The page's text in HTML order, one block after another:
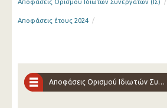
Αποφάσεις Ορισμού Ιδιωτών Συνεργατών (ΙΣ)
Αποφάσεις έτους 2024 /
Αποφάσεις Ορισμού Ιδιωτών Συνεργατών (ΙΣ)